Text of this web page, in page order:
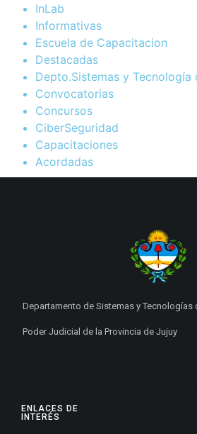
InLab
Informativas
Escuela de Capacitacion
Destacadas
Depto.Sistemas y Tecnología
Convocatorias
Concursos
CiberSeguridad
Capacitaciones
Acordadas
ENLACES DE
INTERÉS
Departamento de Sistemas y Tecnologías
Poder Judicial de la Provincia de Jujuy